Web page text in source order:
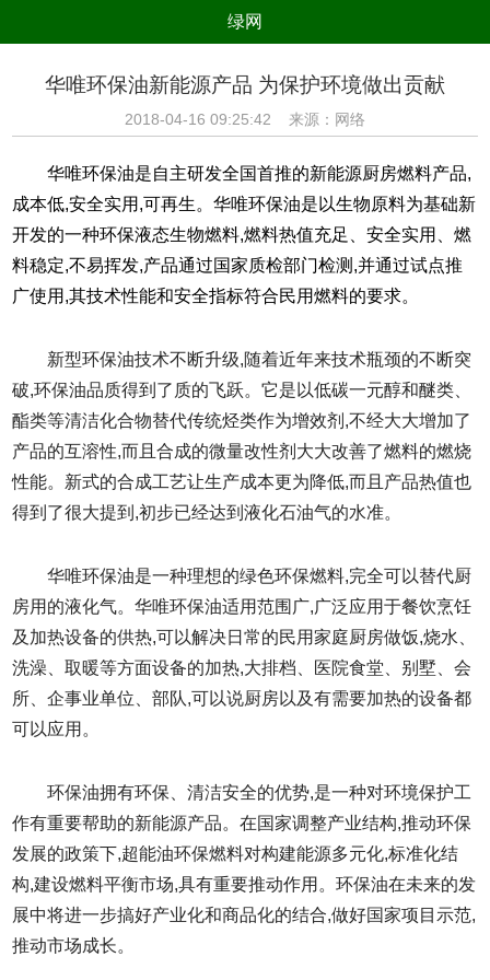
绿网
健康
时尚 家居 新技术 新能源
环境保护 节能减排 绿色产业 污染防治
华唯环保油新能源产品 为保护环境做出贡献
2018-04-16 09:25:42 来源：网络
华唯环保油是自主研发全国首推的新能源厨房燃料产品,
成本低,安全实用,可再生。华唯环保油是以生物原料为基础新
开发的一种环保液态生物燃料,燃料热值充足、安全实用、燃
料稳定,不易挥发,产品通过国家质检部门检测,并通过试点推
广使用,其技术性能和安全指标符合民用燃料的要求。
新型环保油技术不断升级,随着近年来技术瓶颈的不断突
破,环保油品质得到了质的飞跃。它是以低碳一元醇和醚类、
酯类等清洁化合物替代传统烃类作为增效剂,不经大大增加了
产品的互溶性,而且合成的微量改性剂大大改善了燃料的燃烧
性能。新式的合成工艺让生产成本更为降低,而且产品热值也
得到了很大提到,初步已经达到液化石油气的水准。
华唯环保油是一种理想的绿色环保燃料,完全可以替代厨
房用的液化气。华唯环保油适用范围广,广泛应用于餐饮烹饪
及加热设备的供热,可以解决日常的民用家庭厨房做饭,烧水、
洗澡、取暖等方面设备的加热,大排档、医院食堂、别墅、会
所、企事业单位、部队,可以说厨房以及有需要加热的设备都
可以应用。
环保油拥有环保、清洁安全的优势,是一种对环境保护工
作有重要帮助的新能源产品。在国家调整产业结构,推动环保
发展的政策下,超能油环保燃料对构建能源多元化,标准化结
构,建设燃料平衡市场,具有重要推动作用。环保油在未来的发
展中将进一步搞好产业化和商品化的结合,做好国家项目示范,
推动市场成长。